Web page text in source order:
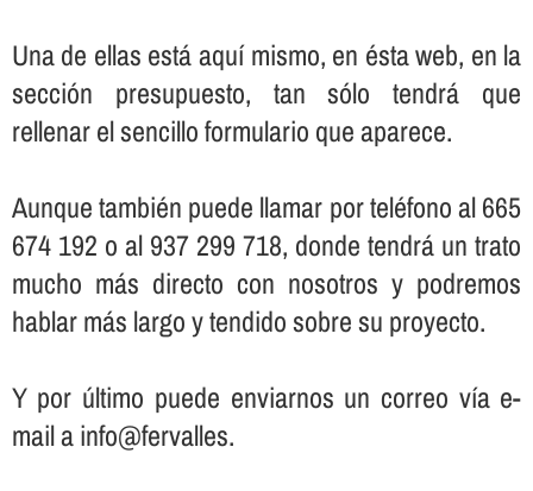
Una de ellas está aquí­ mismo, en ésta web, en la
sección presupuesto, tan sólo tendrá que
rellenar el sencillo formulario que aparece.
Aunque también puede llamar por teléfono al 665
674 192 o al 937 299 718, donde tendrá un trato
mucho más directo con nosotros y podremos
hablar más largo y tendido sobre su proyecto.
Y por último puede enviarnos un correo ví­a e-
mail a info@fervalles.